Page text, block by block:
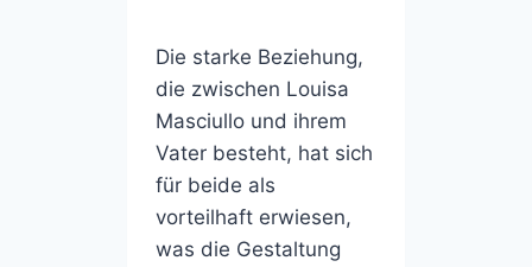
Die starke Beziehung,
die zwischen Louisa
Masciullo und ihrem
Vater besteht, hat sich
für beide als
vorteilhaft erwiesen,
was die Gestaltung